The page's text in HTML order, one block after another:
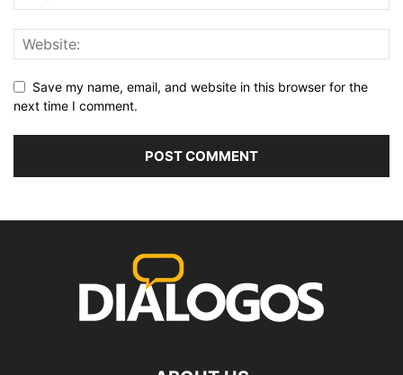
Save my name, email, and website in this browser for the
next time I comment.